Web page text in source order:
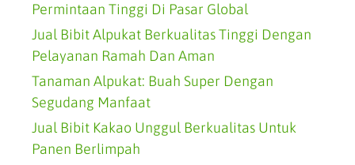
Permintaan Tinggi Di Pasar Global
Jual Bibit Alpukat Berkualitas Tinggi Dengan
Pelayanan Ramah Dan Aman
Tanaman Alpukat: Buah Super Dengan
Segudang Manfaat
Jual Bibit Kakao Unggul Berkualitas Untuk
Panen Berlimpah